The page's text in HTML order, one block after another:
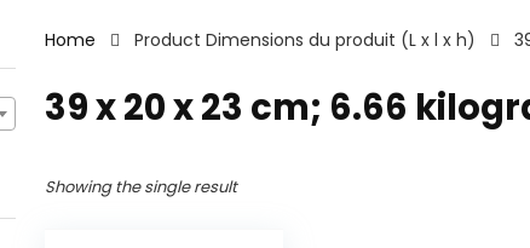
Home Product Dimensions du produit (L x l x h)
‎39 x 20 x 23 cm; 6.66
Showing the single result